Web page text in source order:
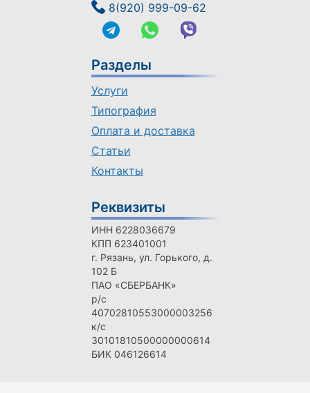
8(920) 999-09-62
Разделы
Услуги
Типография
Оплата и доставка
Статьи
Контакты
Реквизиты
ИНН 6228036679
КПП 623401001
г. Рязань, ул. Горького, д.
102 Б
ПАО «СБЕРБАНК»
р/с
40702810553000003256
к/с
30101810500000000614
БИК 046126614